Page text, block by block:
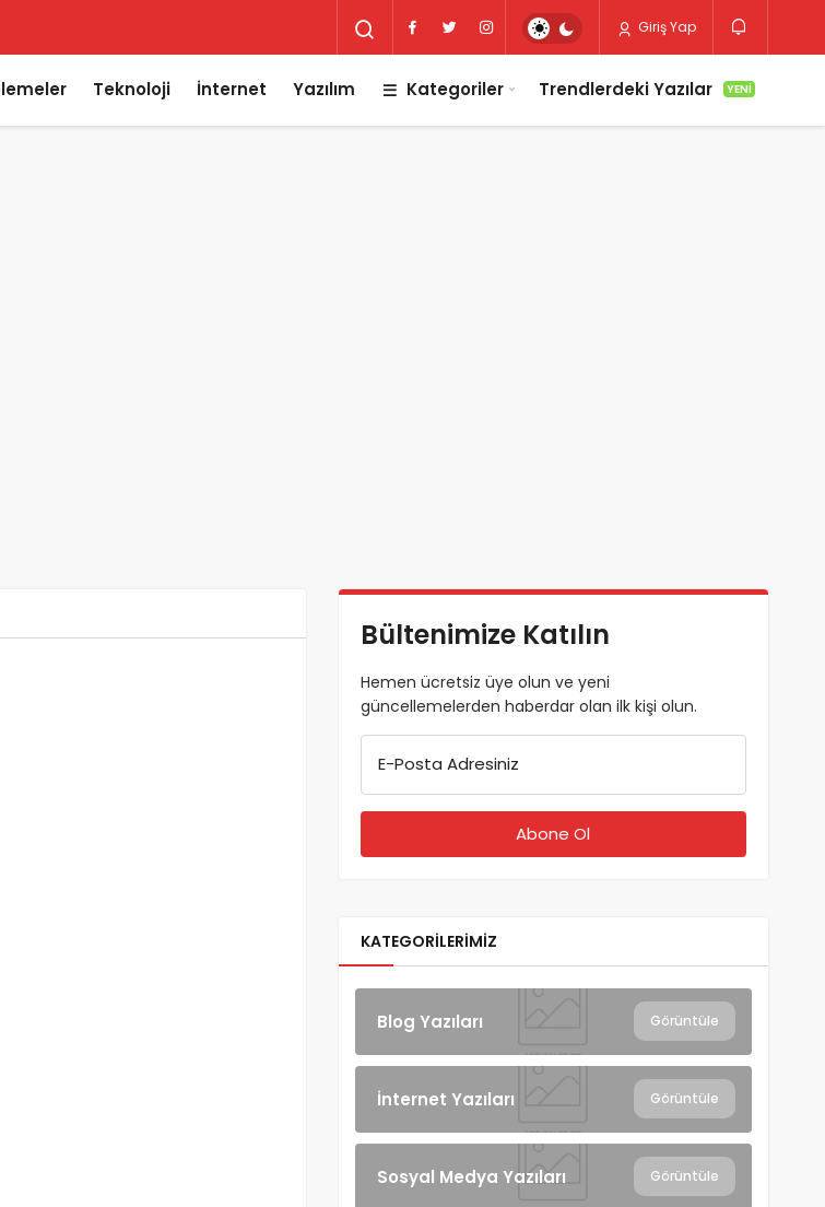
Giriş Yap
Teknoloji İnternet Yazılım Kategoriler Trendlerdeki Yazılar YENI
Bültenimize Katılın
Hemen ücretsiz üye olun ve yeni
güncellemelerden haberdar olan ilk kişi olun.
E-Posta Adresiniz
KATEGORILERIMIZ
Blog Yazıları Görüntüle
İnternet Yazıları Görüntüle
Sosyal Medya Yazıları Görüntüle